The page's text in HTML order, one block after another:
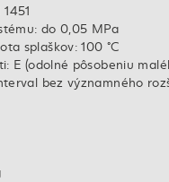
do 0,05 MPa
splaškov: 100 °C
E (odolné pôsobeniu
bez významného